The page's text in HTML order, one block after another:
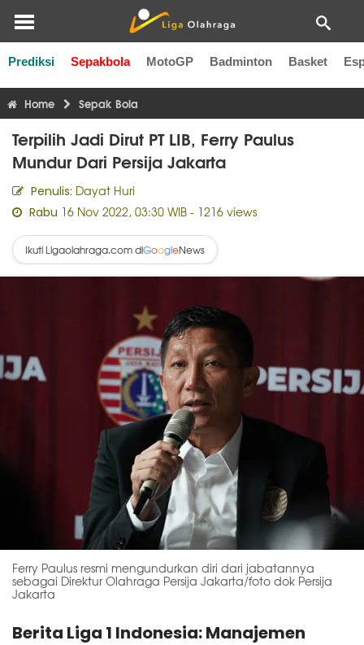
Prediksi Sepakbola MotoGP Badminton Basket
Liga Inggris Liga Italia Liga Spanyol Liga Perancis
Home Sepak Bola
Terpilih Jadi Dirut PT LIB, Ferry Paulus
Mundur Dari Persija Jakarta
Penulis: Dayat Huri
Rabu 16 Nov 2022, 03:30 WIB - 1216 views
Ikuti Ligaolahraga.com diGoogleNews
Ferry Paulus resmi mengundurkan diri dari jabatannya
sebagai Direktur Olahraga Persija Jakarta/foto dok Persija
Jakarta
Berita Liga 1 Indonesia: Manajemen